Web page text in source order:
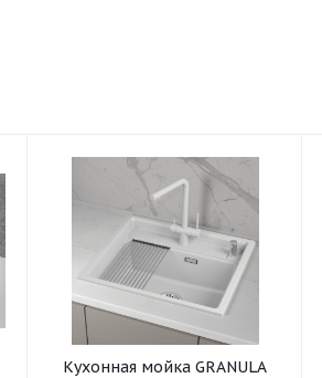
Кухонная мойка GRANULA